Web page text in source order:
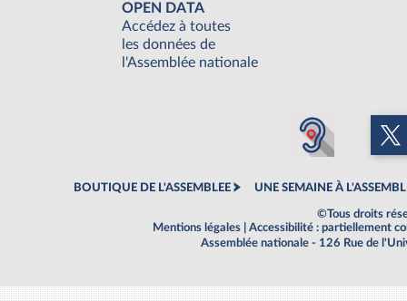
OPEN DATA
Accédez à toutes
les données de
l'Assemblée nationale
BOUTIQUE DE L'ASSEMBLEE UNE SEMAINE À
©Tous droits
Mentions légales
Accessibilité : partiellement
Assemblée nationale - 126 Rue de